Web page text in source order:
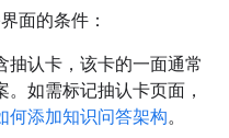
面的条件：
抽认卡，该卡的一面通常
如需标记抽认卡页面，
何添加知识问答架构。